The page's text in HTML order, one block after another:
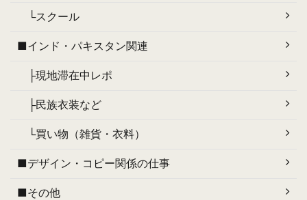
└スクール
■インド・パキスタン関連
├現地滞在中レポ
├民族衣装など
└買い物（雑貨・衣料）
■デザイン・コピー関係の仕事
■その他